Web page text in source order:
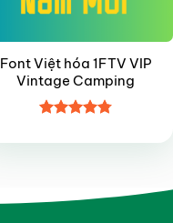
Font Việt hóa 1FTV VIP
Vintage Camping
hạng4.85